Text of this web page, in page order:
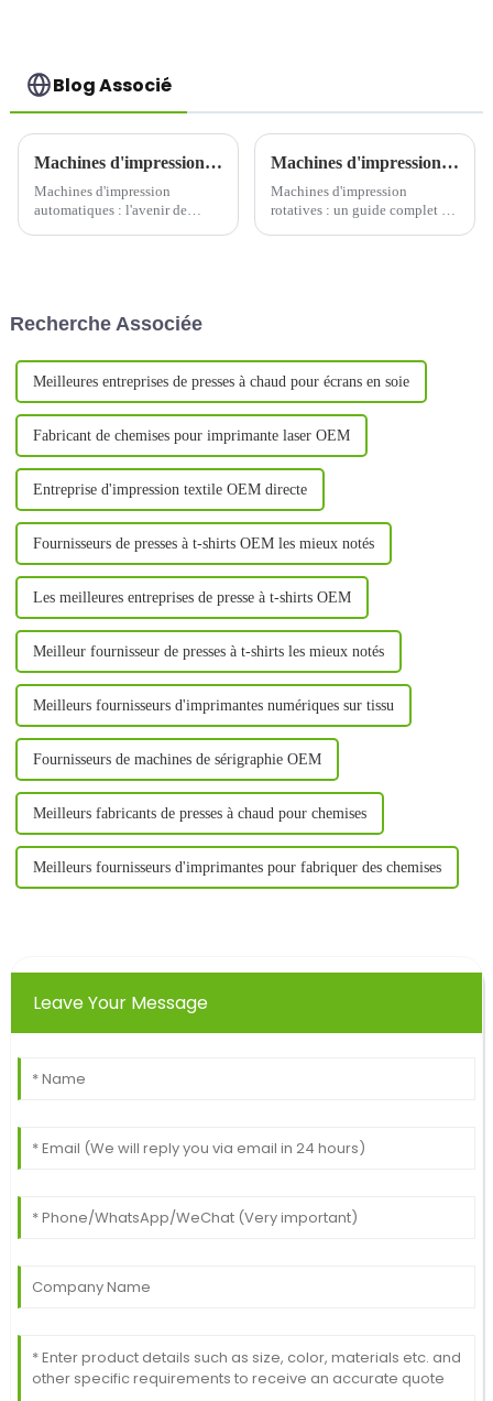
Blog Associé
Machines d'impression automatiques : l'avenir de l'impression efficace et de haute qualité
Machines d'impression
automatiques : l'avenir de
et les particuliers recherchent
Machines d'impression rotatives : un guide complet sur la vitesse, la précision et la polyvalence
Machines d'impression
rotatives : un guide complet sur
Recherche Associée
Meilleures entreprises de presses à chaud pour écrans en soie
Fabricant de chemises pour imprimante laser OEM
Entreprise d'impression textile OEM directe
Fournisseurs de presses à t-shirts OEM les mieux notés
Les meilleures entreprises de presse à t-shirts OEM
Meilleur fournisseur de presses à t-shirts les mieux notés
Meilleurs fournisseurs d'imprimantes numériques sur tissu
Fournisseurs de machines de sérigraphie OEM
Meilleurs fabricants de presses à chaud pour chemises
Meilleurs fournisseurs d'imprimantes pour fabriquer des chemises
Leave Your Message